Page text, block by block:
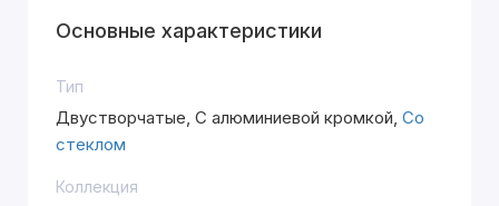
Основные характеристики
Тип
Двустворчатые, С алюминиевой кромкой, Со
стеклом
Коллекция